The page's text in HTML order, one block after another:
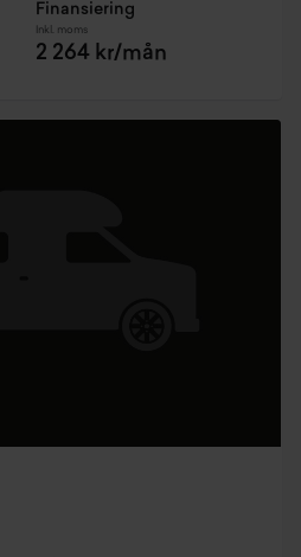
Finansiering
Inkl. moms
2 264 kr/mån